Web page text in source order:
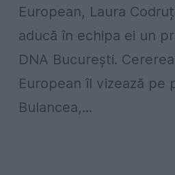
European, Laura
aducă în echipa ei un
DNA București.
European îl vizează pe
Bulancea,...